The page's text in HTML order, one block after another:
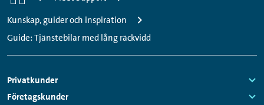
Kunskap, guider och inspiration
Guide: Tjänstebilar med lång räckvidd
Sidfotsmeny
Privatkunder
Links:
Företagskunder